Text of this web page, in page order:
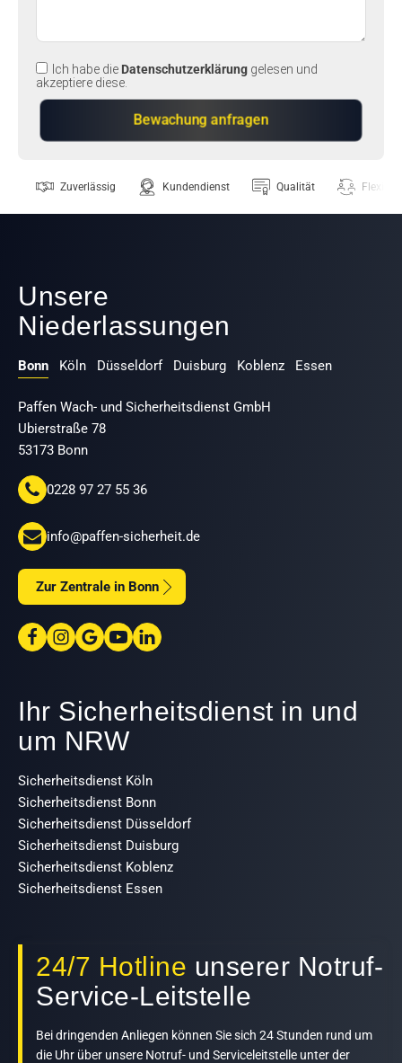
Ich habe die Datenschutzerklärung gelesen und
akzeptiere diese.
Zuverlässig Kundendienst Qualität
Unsere
Niederlassungen
Bonn Köln Düsseldorf Duisburg Koblenz Essen
Paffen Wach- und Sicherheitsdienst GmbH
Ubierstraße 78
53173 Bonn
0228 97 27 55 36
info@paffen-sicherheit.de
Zur Zentrale in Bonn
Ihr Sicherheitsdienst in und
um NRW
Sicherheitsdienst Köln
Sicherheitsdienst Bonn
Sicherheitsdienst Düsseldorf
Sicherheitsdienst Duisburg
Sicherheitsdienst Koblenz
Sicherheitsdienst Essen
24/7 Hotline unserer Notruf-
Service-Leitstelle
Bei dringenden Anliegen können Sie sich 24 Stunden rund um
die Uhr über unsere Notruf- und Serviceleitstelle unter der